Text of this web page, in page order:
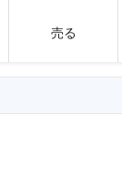
売る